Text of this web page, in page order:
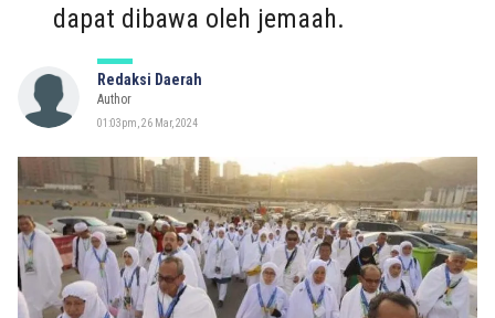
dapat dibawa oleh jemaah.
Redaksi Daerah
Author
01:03pm, 26 Mar, 2024